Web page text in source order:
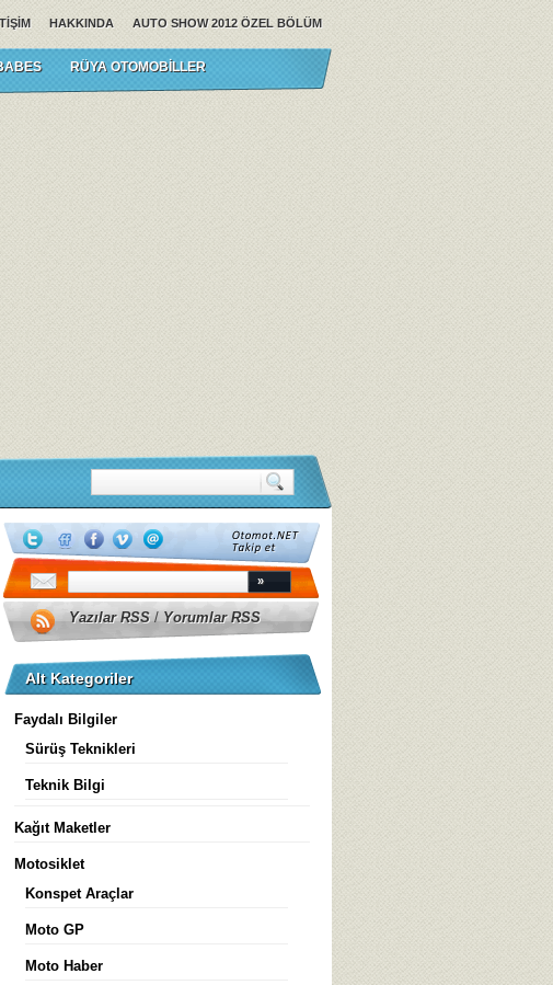
AUTO SHOW 2012 ÖZEL BÖLÜM
HAKKINDA
RÜYA OTOMOBILLER
Yazılar RSS/Yorumlar RSS
Alt Kategoriler
Faydalı Bilgiler
Sürüş Teknikleri
Teknik Bilgi
Kağıt Maketler
Motosiklet
Konspet Araçlar
Moto GP
Moto Haber